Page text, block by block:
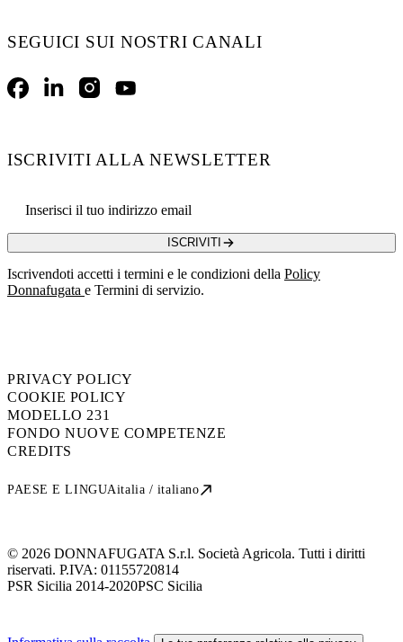
SEGUICI SUI NOSTRI CANALI
FacebookLinkedInInstagramYouTube
ISCRIVITI ALLA NEWSLETTER
ISCRIVITI
Iscrivendoti accetti i termini e le condizioni della Policy
Donnafugata e Termini di servizio.
PRIVACY POLICY
COOKIE POLICY
MODELLO 231
FONDO NUOVE COMPETENZE
CREDITS
PAESE E LINGUAitalia / italiano
© 2026 DONNAFUGATA S.r.l. Società Agricola. Tutti i diritti
riservati. P.IVA: 01155720814
PSR Sicilia 2014-2020PSC Sicilia